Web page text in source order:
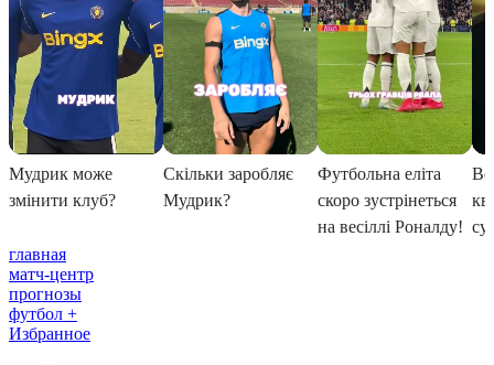
главная
матч-центр
прогнозы
футбол +
Избранное